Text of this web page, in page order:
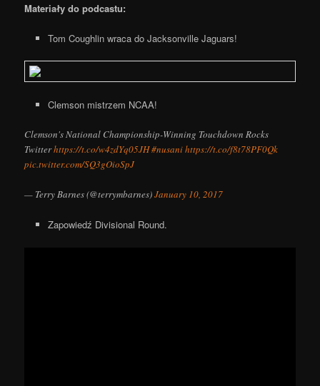
Materiały do podcastu:
Tom Coughlin wraca do Jacksonville Jaguars!
Clemson mistrzem NCAA!
Clemson's National Championship-Winning Touchdown Rocks
Twitterhttps://t.co/w4zdYq05JH#nusanihttps://t.co/f8t78PF0Qk
pic.twitter.com/SQ3gOioSpJ
— Terry Barnes (@terrymbarnes)January 10, 2017
Zapowiedź Divisional Round.